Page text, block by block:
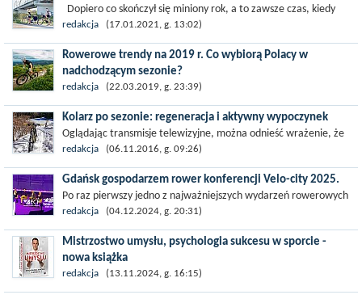
Dopiero co skończył się miniony rok, a to zawsze czas, kiedy
uwielbiamy stawiać sobie nowe cele i wyzwania. To czas kiedy
wydaje nam się, że...
redakcja (17.01.2021, g. 13:02)
Rowerowe trendy na 2019 r. Co wybiorą Polacy w
nadchodzącym sezonie?
Rower to dla niektórych środek transportu, dla innych sens
życia. Bez wątpienia z perspektywy rowerowego siodełka, świat
staje się...
redakcja (22.03.2019, g. 23:39)
Kolarz po sezonie: regeneracja i aktywny wypoczynek
Oglądając transmisje telewizyjne, można odnieść wrażenie, że
profesjonalni sportowcy są niezniszczalnymi herosami, że nie
mają słabości. W...
redakcja (06.11.2016, g. 09:26)
Gdańsk gospodarzem rower konferencji Velo-city 2025.
Po raz pierwszy jedno z najważniejszych wydarzeń rowerowych
na świecie, konferencja Velo-City, odbędzie się w Polsce. W 2025
roku Gdańsk stanie się...
redakcja (04.12.2024, g. 20:31)
Mistrzostwo umysłu, psychologia sukcesu w sporcie -
nowa książka
Uprawiasz kolarstwo, bierzesz udział w zawodach sportowych,
poświęcasz mnóstwo czasu na jazdę na rowerze, wykręcasz
redakcja (13.11.2024, g. 16:15)